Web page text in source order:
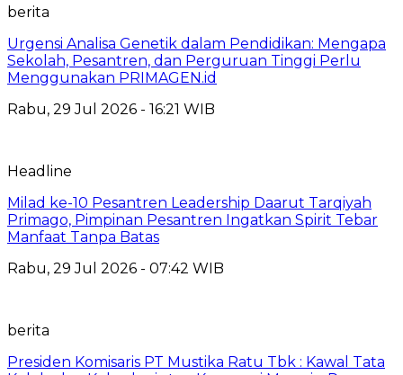
berita
Urgensi Analisa Genetik dalam Pendidikan: Mengapa
Sekolah, Pesantren, dan Perguruan Tinggi Perlu
Menggunakan PRIMAGEN.id
Rabu, 29 Jul 2026 - 16:21 WIB
Headline
Milad ke-10 Pesantren Leadership Daarut Tarqiyah
Primago, Pimpinan Pesantren Ingatkan Spirit Tebar
Manfaat Tanpa Batas
Rabu, 29 Jul 2026 - 07:42 WIB
berita
Presiden Komisaris PT Mustika Ratu Tbk : Kawal Tata